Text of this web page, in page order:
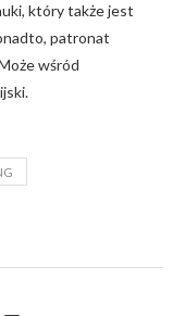
który także jest
patronat
wśród